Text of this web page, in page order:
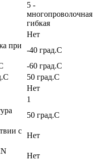
5 -
многопроволочная
гибкая
Нет
при
-40 град.C
-60 град.C
50 град.C
Нет
1
50 град.C
с
Нет
Нет